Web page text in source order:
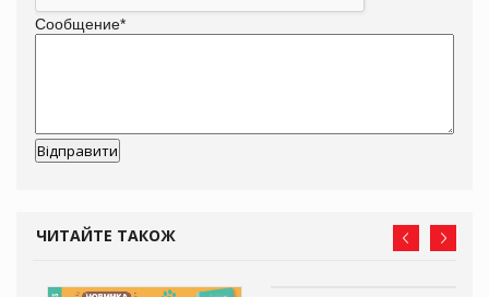
Сообщение*
ЧИТАЙТЕ ТАКОЖ